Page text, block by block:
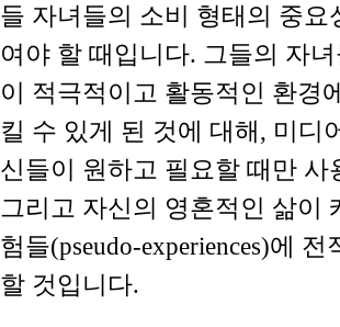
들 자녀들의 소비 형태의 중
여야 할 때입니다. 그들의 자
이 적극적이고 활동적인 환경
킬 수 있게 된 것에 대해, 미디
신들이 원하고 필요할 때만
그리고 자신의 영혼적인 삶이
험들(pseudo-experiences)에
할 것입니다.